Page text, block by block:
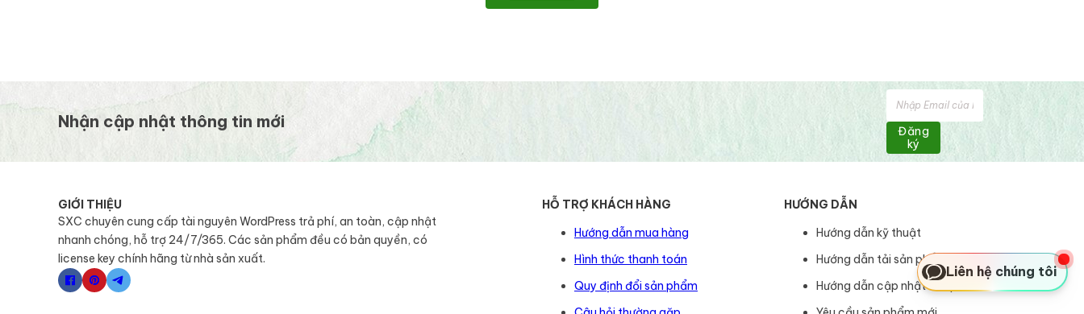
Nhận cập nhật thông tin mới
Đăng
ký
GIỚI THIỆU
SXC chuyên cung cấp tài nguyên WordPress trả phí, an toàn, cập nhật
nhanh chóng, hỗ trợ 24/7/365. Các sản phẩm đều có bản quyền, có
license key chính hãng từ nhà sản xuất.
HỖ TRỢ KHÁCH HÀNG
Hướng dẫn mua hàng
Hình thức thanh toán
Quy định đổi sản phẩm
HƯỚNG DẪN
Hướng dẫn kỹ thuật
Hướng dẫn tải sản phẩm
Hướng dẫn cập nhật sản phẩm
Liên hệ chúng tôi